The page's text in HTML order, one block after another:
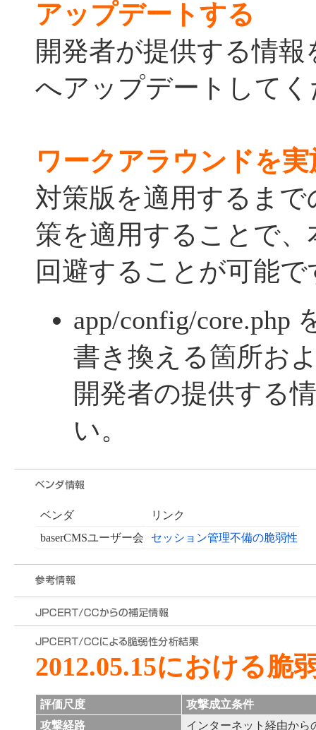
アップデートする
開発者が提供する情
へアップデートして
ワークアラウンドを
対策版を適用するま
策を適用することで
回避することが可能で
app/config/core.php
書き換える箇所お
開発者の提供する
い。
ベンダ
リンク
baserCMSユーザー会
セッション管理不備の脆弱性
2012.05.15における脆
評価尺度
攻撃成立条件
攻撃経路
インターネット経由から